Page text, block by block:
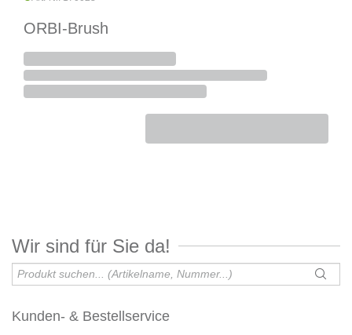
ORBI-Brush
Wir sind für Sie da!
Kunden- & Bestellservice